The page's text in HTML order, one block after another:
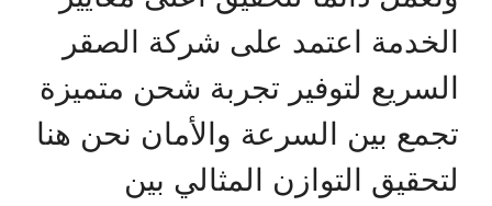
الخدمة اعتمد على شركة الصقر
السريع لتوفير تجربة شحن متميزة
تجمع بين السرعة والأمان نحن هنا
لتحقيق التوازن المثالي بين